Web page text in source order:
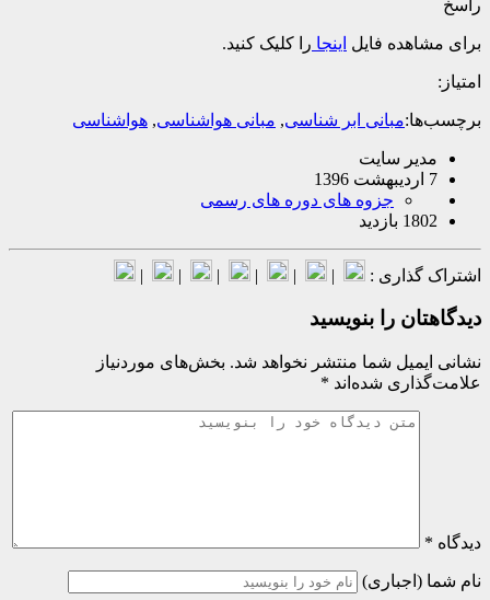
فایلاینجارا کلیک کنید.
مبانی ابر شناسی, مبانی هواشناسی, هواشناسی
سایت
جزوه های دوره های رسمی
:
|
|
|
|
|
|
را بنویسید
شما منتشر نخواهد شد. بخش‌های موردنیاز
شده‌اند*